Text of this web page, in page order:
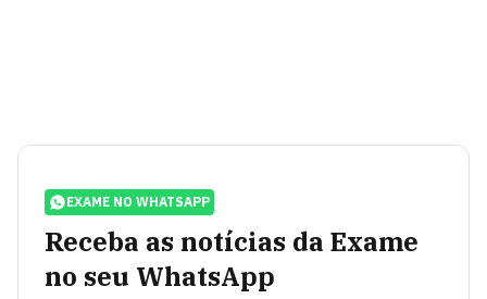
EXAME NO WHATSAPP
Receba as notícias da Exame
no seu WhatsApp